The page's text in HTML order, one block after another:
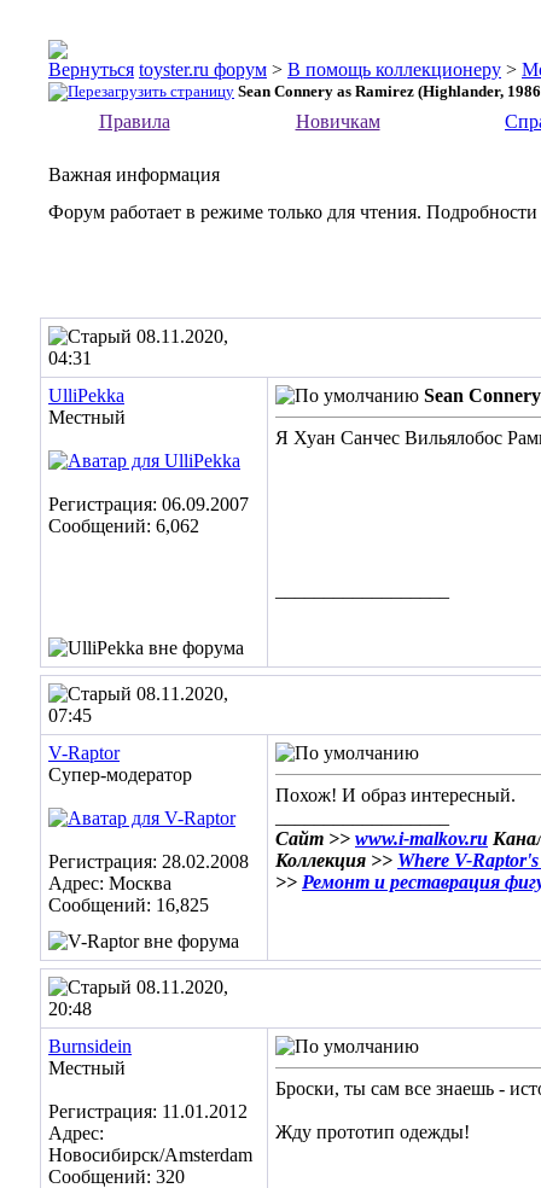
toyster.ru форум > В помощь коллекционеру >
Sean Connery as Ramirez (Highlander,
Правила Новичкам
Важная информация
Форум работает в режиме только для чтения.
08.11.2020,
04:31
UlliPekka
Местный
Регистрация: 06.09.2007
Сообщений: 6,062
Sean
Я Хуан Санчес Вильялобос
08.11.2020,
07:45
V-Raptor
Супер-модератор
Регистрация: 28.02.2008
Адрес: Москва
Сообщений: 16,825
Похож! И образ интересный.
Сайт >> www.i-malkov.ru
Коллекция >> Where V-
>> Ремонт и реставрация
08.11.2020,
20:48
Burnsidein
Местный
Регистрация: 11.01.2012
Адрес:
Новосибирск/Amsterdam
Сообщений: 320
Броски, ты сам все знаешь -
Жду прототип одежды!